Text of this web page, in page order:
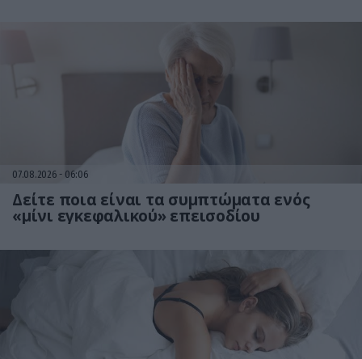
07.08.2026 06:06
Δείτε ποια είναι τα συμπτώματα ενός
«μίνι εγκεφαλικού» επεισοδίου